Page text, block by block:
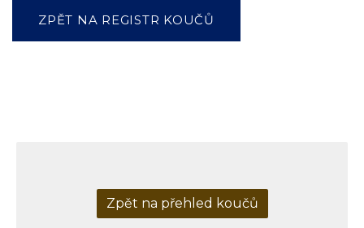
ZPĚT NA REGISTR KOUČŮ
Zpět na přehled koučů